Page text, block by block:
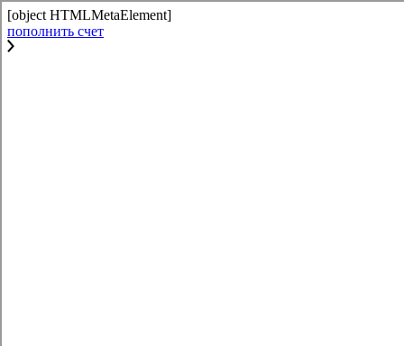
[object HTMLMetaElement]
пополнить счет